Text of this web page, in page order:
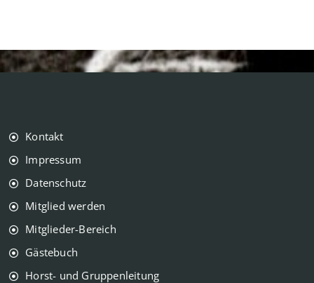
Kontakt
Impressum
Datenschutz
Mitglied werden
Mitglieder-Bereich
Gästebuch
Horst- und Gruppenleitung